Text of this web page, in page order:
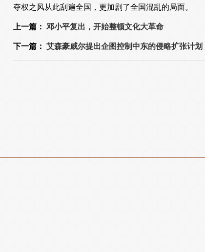
夺权之风从此刮遍全国，更加剧了全国混乱的局面。
上一篇： 邓小平复出，开始整顿文化大革命
下一篇： 艾森豪威尔提出企图控制中东的侵略扩张计划